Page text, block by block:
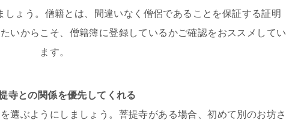
ょう。僧籍とは、間違いなく僧侶であることを保証する証明
いからこそ、僧籍簿に登録しているかご確認をおススメしてい
ます。
寺との関係を優先してくれる
選ぶようにしましょう。菩提寺がある場合、初めて別のお坊さ